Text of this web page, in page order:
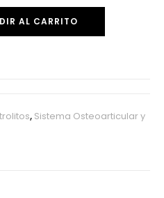
AL CARRITO
, Sistema Osteoarticular y